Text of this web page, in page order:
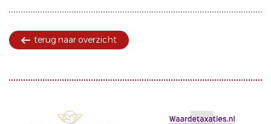
terug naar overzicht